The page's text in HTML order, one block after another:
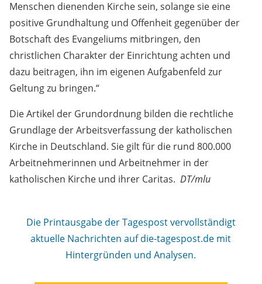
Menschen dienenden Kirche sein, solange sie eine
positive Grundhaltung und Offenheit gegenüber der
Botschaft des Evangeliums mitbringen, den
christlichen Charakter der Einrichtung achten und
dazu beitragen, ihn im eigenen Aufgabenfeld zur
Geltung zu bringen.“
Die Artikel der Grundordnung bilden die rechtliche
Grundlage der Arbeitsverfassung der katholischen
Kirche in Deutschland. Sie gilt für die rund 800.000
Arbeitnehmerinnen und Arbeitnehmer in der
katholischen Kirche und ihrer Caritas. DT/mlu
Die Printausgabe der Tagespost vervollständigt
aktuelle Nachrichten auf die-tagespost.de mit
Hintergründen und Analysen.